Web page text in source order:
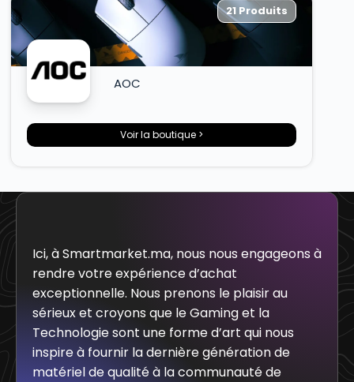
21 Produits
AOC
Voir la boutique >
Ici, à Smartmarket.ma, nous nous engageons à
rendre votre expérience d’achat
exceptionnelle. Nous prenons le plaisir au
sérieux et croyons que le Gaming et la
Technologie sont une forme d’art qui nous
inspire à fournir la dernière génération de
matériel de qualité à la communauté de